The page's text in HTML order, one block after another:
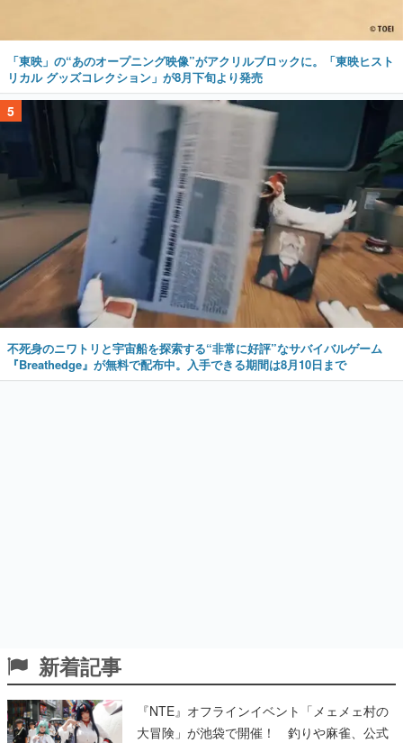
「東映」の“あのオープニング映像”がアクリルブロックに。「東映ヒスト
リカル グッズコレクション」が8月下旬より発売
5
不死身のニワトリと宇宙船を探索する“非常に好評”なサバイバルゲーム
『Breathedge』が無料で配布中。入手できる期間は8月10日まで
新着記事
『NTE』オフラインイベント「メェメェ村の
大冒険」が池袋で開催！ 釣りや麻雀、公式